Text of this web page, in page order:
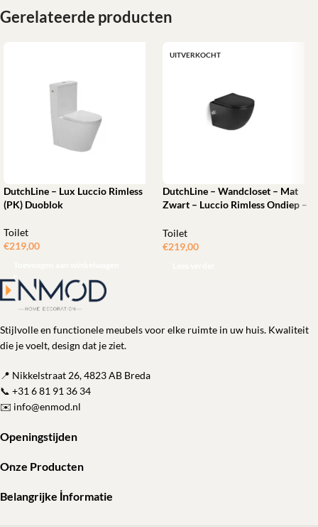
Gerelateerde producten
DutchLine – Lux Luccio Rimless
(PK) Duoblok
Toilet
€219,00
UITVERKOCHT
DutchLine – Wandcloset – Mat
Zwart – Luccio Rimless Ondiep –
Toilet
€219,00
Stijlvolle en functionele meubels voor elke ruimte in uw huis. Kwaliteit
die je voelt, design dat je ziet.
📍 Nikkelstraat 26, 4823 AB Breda
📞 +31 6 81 91 36 34
✉️ info@enmod.nl
Openingstijden
Onze Producten
Belangrijke İnformatie